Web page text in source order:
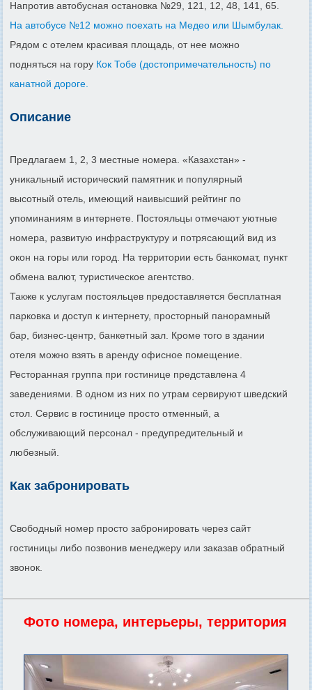
Напротив автобусная остановка №29, 121, 12, 48, 141, 65.
На автобусе №12 можно поехать на Медео или Шымбулак.
Рядом с отелем красивая площадь, от нее можно
подняться на гору Кок Тобе (достопримечательность) по
канатной дороге.
Описание
Предлагаем 1, 2, 3 местные номера. «Казахстан» -
уникальный исторический памятник и популярный
высотный отель, имеющий наивысший рейтинг по
упоминаниям в интернете. Постояльцы отмечают уютные
номера, развитую инфраструктуру и потрясающий вид из
окон на горы или город. На территории есть банкомат, пункт
обмена валют, туристическое агентство.
Также к услугам постояльцев предоставляется бесплатная
парковка и доступ к интернету, просторный панорамный
бар, бизнес-центр, банкетный зал. Кроме того в здании
отеля можно взять в аренду офисное помещение.
Ресторанная группа при гостинице представлена 4
заведениями. В одном из них по утрам сервируют шведский
стол. Сервис в гостинице просто отменный, а
обслуживающий персонал - предупредительный и
любезный.
Как забронировать
Свободный номер просто забронировать через сайт
гостиницы либо позвонив менеджеру или заказав обратный
звонок.
Фото номера, интерьеры, территория